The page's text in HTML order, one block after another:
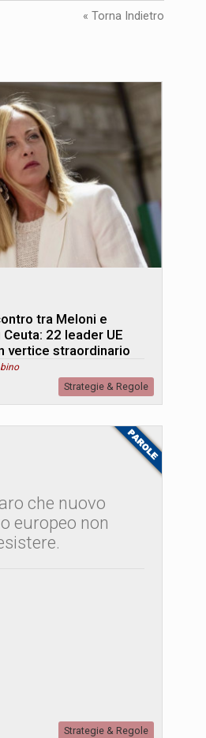
« Torna Indietro
tra Meloni e
22 leader UE
vertice straordinario
Strategie & Regole
che nuovo
europeo non
Strategie & Regole